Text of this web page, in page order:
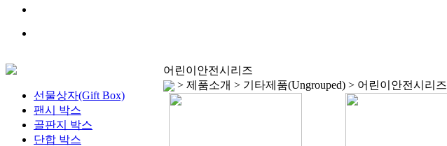
선물상자(Gift Box)
팬시 박스
골판지 박스
단합 박스
어린이안전시리즈
> 제품소개 > 기타제품(Ungrouped) > 어린이안전시리즈